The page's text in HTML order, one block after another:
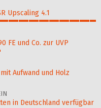
Upscaling 4.1
FE und Co. zur UVP
Aufwand und Holz
in Deutschland verfügbar